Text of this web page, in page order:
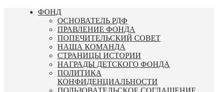
Перейти
ФОНД
ОСНОВАТЕЛЬ РДФ
ПРАВЛЕНИЕ ФОНДА
ПОПЕЧИТЕЛЬСКИЙ СОВЕТ
НАША КОМАНДА
СТРАНИЦЫ ИСТОРИИ
НАГРАДЫ ДЕТСКОГО ФОНДА
ПОЛИТИКА
КОНФИДЕНЦИАЛЬНОСТИ
ПОЛЬЗОВАТЕЛЬСКОЕ СОГЛАШЕНИЕ